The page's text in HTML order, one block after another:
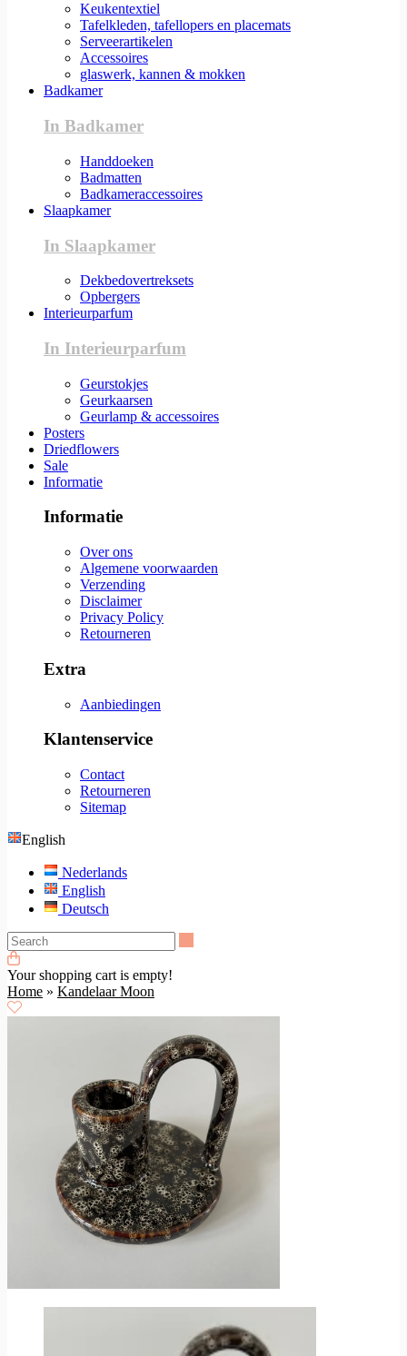
Keukentextiel
Tafelkleden, tafellopers en placemats
Serveerartikelen
Accessoires
glaswerk, kannen & mokken
Badkamer
In Badkamer
Handdoeken
Badmatten
Badkameraccessoires
Slaapkamer
In Slaapkamer
Dekbedovertreksets
Opbergers
Interieurparfum
In Interieurparfum
Geurstokjes
Geurkaarsen
Geurlamp & accessoires
Posters
Driedflowers
Sale
Informatie
Informatie
Over ons
Algemene voorwaarden
Verzending
Disclaimer
Privacy Policy
Retourneren
Extra
Aanbiedingen
Klantenservice
Contact
Retourneren
Sitemap
English
Nederlands
English
Deutsch
Your shopping cart is empty!
Home » Kandelaar Moon